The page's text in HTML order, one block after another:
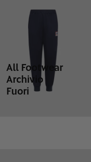
All Footwear
Archivio
Fuori